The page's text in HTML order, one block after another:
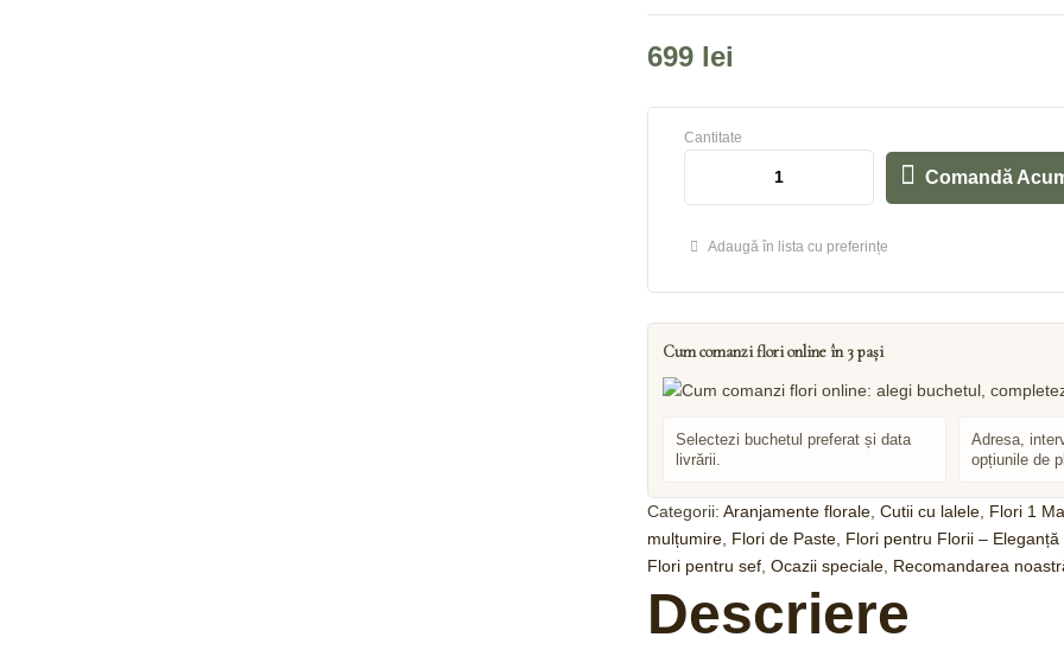
699 lei
Cantitate
Comandă
Adaugă în lista cu preferințe
Cum comanzi flori online în 3 pași
Selectezi buchetul preferat și data
livrării.
Adresa,
opțiunile de
Categorii: Aranjamente florale, Cutii cu lalele, Flori 1
mulțumire, Flori de Paste, Flori pentru Florii –
Flori pentru sef, Ocazii speciale, Recomandarea
Descriere